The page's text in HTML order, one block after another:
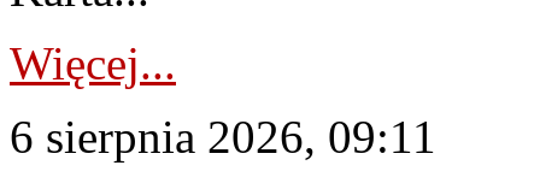
Więcej...
6 sierpnia 2026, 09:11